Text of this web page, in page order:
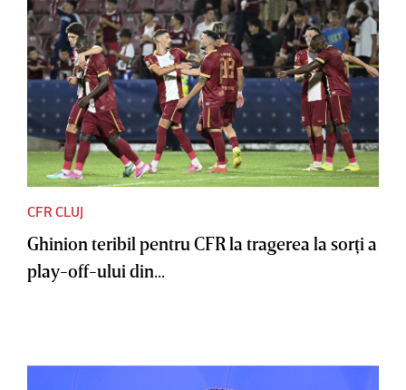
CFR CLUJ
Ghinion teribil pentru CFR la tragerea la sorţi a
play-off-ului din...